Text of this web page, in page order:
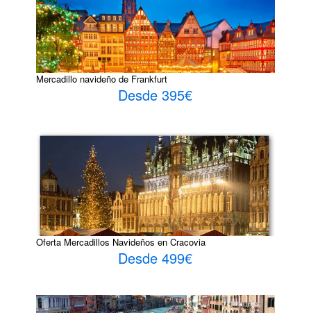
Mercadillo navideño de Frankfurt
Desde 395€
Oferta Mercadillos Navideños en Cracovia
Desde 499€